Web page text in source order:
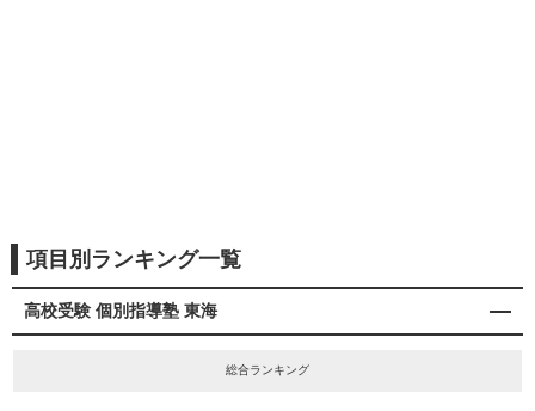
項目別ランキング一覧
高校受験 個別指導塾 東海
総合ランキング